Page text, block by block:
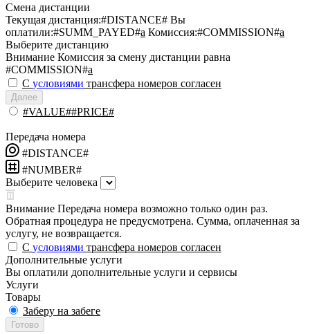
Смена дистанции
Текущая дистанция:#DISTANCE# Вы
оплатили:#SUMM_PAYED#a Комиссия:#COMMISSION#a
Выберите дистанцию
Внимание Комиссия за смену дистанции равна
#COMMISSION#a
С условиями трансфера номеров согласен
Далее
#VALUE##PRICE#
Передача номера
#DISTANCE#
#NUMBER#
Выберите человека
Внимание Передача номера возможно только один раз.
Обратная процедура не предусмотрена. Сумма, оплаченная за
услугу, не возвращается.
С условиями трансфера номеров согласен
Дополнительные услуги
Вы оплатили дополнительные услуги и сервисы
Услуги
Товары
Заберу на забеге
Готово